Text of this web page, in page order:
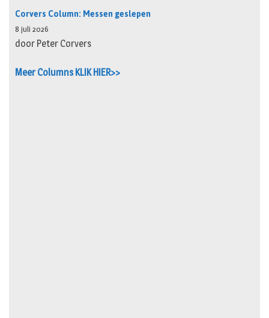
Corvers Column: Messen geslepen
8 juli 2026
door Peter Corvers
Meer Columns KLIK HIER>>